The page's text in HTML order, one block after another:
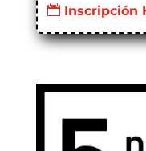
Inscripción